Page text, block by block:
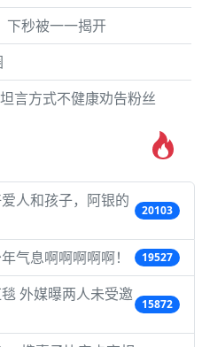
下秒被一一揭开
言方式不健康劝告粉丝
人和孩子，阿银的
20103
气息啊啊啊啊啊！ 19527
外媒曝两人未受邀
15872